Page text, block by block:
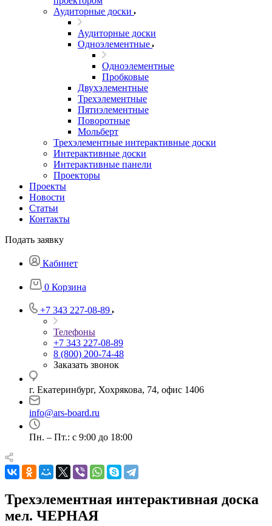
Аудиторные доски
Аудиторные доски
Одноэлементные
Одноэлементные
Пробковые
Двухэлементные
Трехэлементные
Пятиэлементные
Поворотные
Мольберт
Трехэлементные интерактивные доски
Интерактивные доски
Интерактивные панели
Проекторы
Проекты
Новости
Статьи
Контакты
Подать заявку
Кабинет
0 Корзина
+7 343 227-08-89
Телефоны
+7 343 227-08-89
8 (800) 200-74-48
Заказать звонок
г. Екатеринбург, Хохрякова, 74, офис 1406
info@ars-board.ru
Пн. – Пт.: с 9:00 до 18:00
Трехэлементная интерактивная доска
мел. ЧЕРНАЯ